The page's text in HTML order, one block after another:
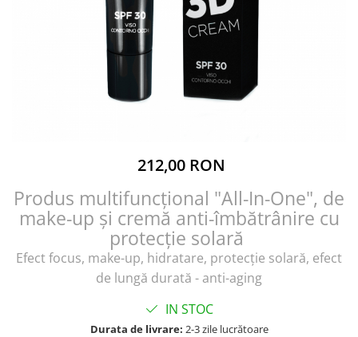
212,00 RON
Produs multifuncțional "All-In-One", de
make-up și cremă anti-îmbătrânire cu
protecție solară
Efect focus, make-up, hidratare, protecție solară, efect
de lungă durată - anti-aging
IN STOC
Durata de livrare: 2-3 zile lucrătoare